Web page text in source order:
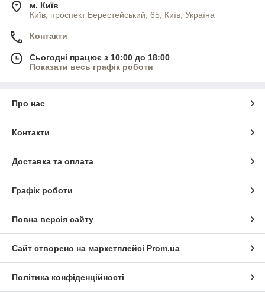
м. Київ
Київ, проспект Берестейський, 65, Київ, Україна
Контакти
Сьогодні працює з 10:00 до 18:00
Показати весь графік роботи
Про нас
Контакти
Доставка та оплата
Графік роботи
Повна версія сайту
Сайт створено на маркетплейсі Prom.ua
Політика конфіденційності